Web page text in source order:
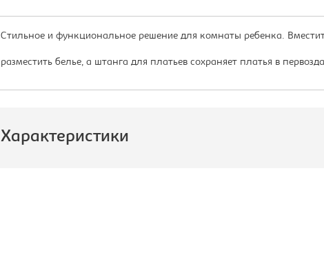
Стильное и функциональное решение для комнаты ребенка.
разместить белье, а штанга для платьев сохраняет платья в
Характеристики